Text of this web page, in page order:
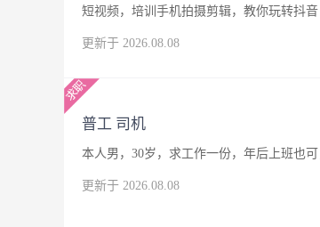
短视频，培训手机拍摄剪辑，教你玩转抖
更新于 2026.08.08
普工 司机
本人男，30岁，求工作一份，年后上班也
更新于 2026.08.08